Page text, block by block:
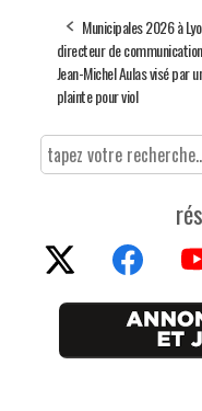
Municipales 2026 à
directeur de
Jean-Michel Aulas visé par
plainte pour viol